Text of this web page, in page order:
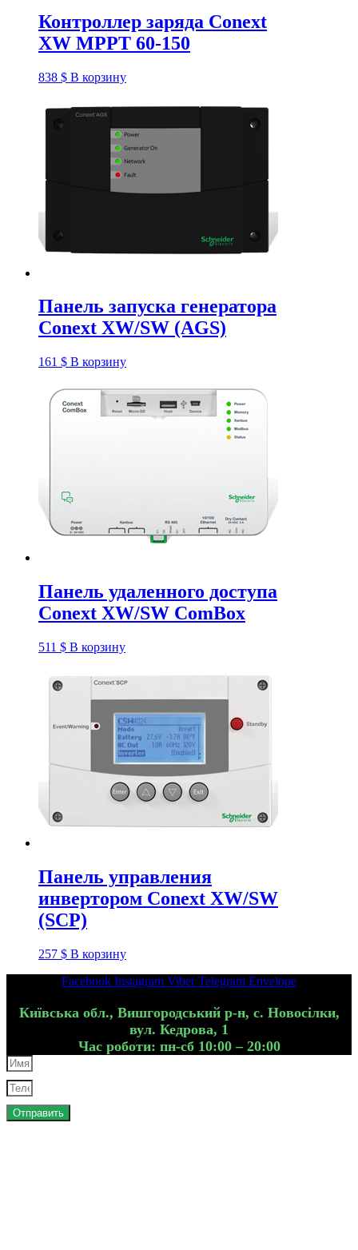
Контроллер заряда Conext
XW MPPT 60-150
838 $ В корзину
Панель запуска генератора
Conext XW/SW (AGS)
161 $ В корзину
Панель удаленного доступа
Conext XW/SW ComBox
511 $ В корзину
Панель управления
инвертором Conext XW/SW
(SCP)
257 $ В корзину
Facebook Instagram Viber Telegram Envelope
Київська обл., Вишгородський р-н, с. Новосілки,
вул. Кедрова, 1
Час роботи: пн-сб 10:00 – 20:00
Отправить